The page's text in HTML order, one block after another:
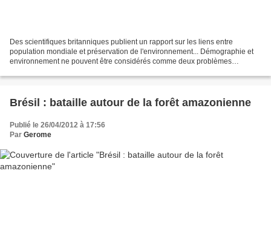
Des scientifiques britanniques publient un rapport sur les liens entre
population mondiale et préservation de l'environnement... Démographie et
environnement ne pouvent être considérés comme deux problèmes
Brésil : bataille autour de la forêt amazonienne
Publié le 26/04/2012 à 17:56
Par Gerome